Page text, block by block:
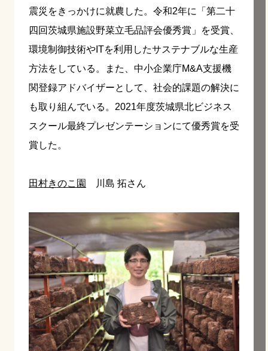
震災をきっかけに就農した。令和2年に「第二十
四回茨城県施設野菜立毛品評会優秀賞」を受賞、
環境制御技術やITを利用したサステナブルな生産
方法をしている。また、中小企業庁M&A支援機
関登録アドバイザーとして、社会的課題の解決に
も取り組んでいる。2021年度茨城県北ビジネス
スクール最終プレゼンテーションにて優秀賞を受
賞した。
田村きのこ園 川島 拓さん